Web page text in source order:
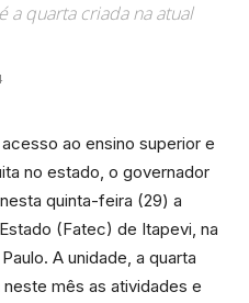
a quarta criada na atual
ao ensino superior e
no estado, o governador
quinta-feira (29) a
(Fatec) de Itapevi, na
A unidade, a quarta
mês as atividades e